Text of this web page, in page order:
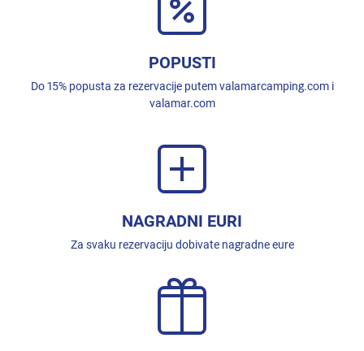
POPUSTI
Do 15% popusta za rezervacije putem valamarcamping.com i
valamar.com
NAGRADNI EURI
Za svaku rezervaciju dobivate nagradne eure